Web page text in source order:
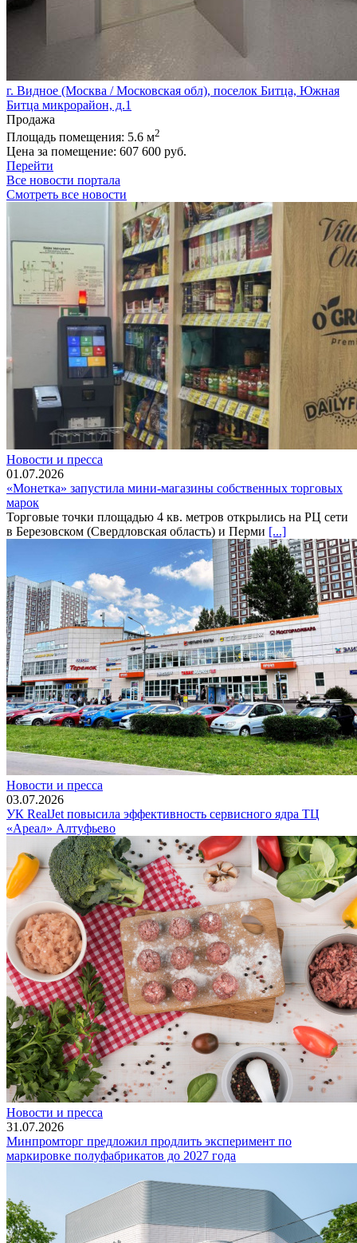
г. Видное (Москва / Московская обл), поселок Битца, Южная
Битца микрорайон, д.1
Продажа
Площадь помещения: 5.6 м2
Цена за помещение: 607 600 руб.
Перейти
Все новости портала
Смотреть все новости
Новости и пресса
01.07.2026
«Монетка» запустила мини-магазины собственных торговых
марок
Торговые точки площадью 4 кв. метров открылись на РЦ сети
в Березовском (Свердловская область) и Перми [...]
Новости и пресса
03.07.2026
УК RealJet повысила эффективность сервисного ядра ТЦ
«Ареал» Алтуфьево
Новости и пресса
31.07.2026
Минпромторг предложил продлить эксперимент по
маркировке полуфабрикатов до 2027 года